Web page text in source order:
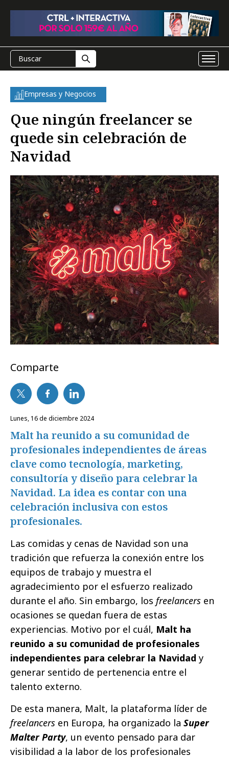
Empresas y Negocios
Que ningún freelancer se
quede sin celebración de
Navidad
Comparte
lunes, 16 de diciembre 2024
Malt ha reunido a su comunidad de
profesionales independientes de áreas
clave como tecnología, marketing,
consultoría y diseño para celebrar la
Navidad. La idea es contar con una
celebración inclusiva con estos
profesionales.
Las comidas y cenas de Navidad son una
tradición que refuerza la conexión entre los
equipos de trabajo y muestra el
agradecimiento por el esfuerzo realizado
durante el año. Sin embargo, los freelancers en
ocasiones se quedan fuera de estas
experiencias. Motivo por el cuál, Malt ha
reunido a su comunidad de profesionales
independientes para celebrar la Navidad y
generar sentido de pertenencia entre el
talento externo.
De esta manera, Malt, la plataforma líder de
freelancers en Europa, ha organizado la Super
Malter Party, un evento pensado para dar
visibilidad a la labor de los profesionales